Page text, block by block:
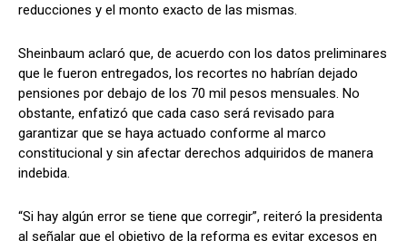
reducciones y el monto exacto de las mismas.
Sheinbaum aclaró que, de acuerdo con los datos preliminares
que le fueron entregados, los recortes no habrían dejado
pensiones por debajo de los 70 mil pesos mensuales. No
obstante, enfatizó que cada caso será revisado para
garantizar que se haya actuado conforme al marco
constitucional y sin afectar derechos adquiridos de manera
indebida.
“Si hay algún error se tiene que corregir”, reiteró la presidenta
al señalar que el objetivo de la reforma es evitar excesos en